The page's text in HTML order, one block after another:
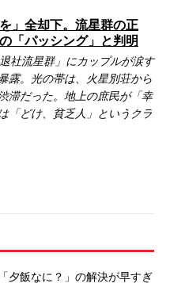
」全却下。流星群の正
「パッシング」と判明
社流星群」にカップルが涙す
露。光の帯は、火星別荘から
滞だった。地上の庶民が「幸
「どけ、貧乏人」というクラ
夕飯なに？」の解決が早すぎ